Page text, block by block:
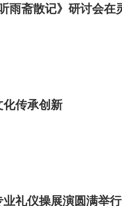
传承创新
礼仪操展演圆满举行